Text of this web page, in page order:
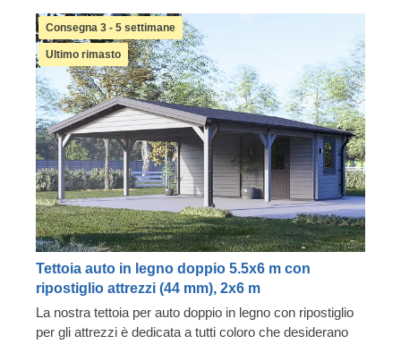
Consegna 3 - 5 settimane
Ultimo rimasto
Tettoia auto in legno doppio 5.5x6 m con
ripostiglio attrezzi (44 mm), 2x6 m
La nostra tettoia per auto doppio in legno con ripostiglio
per gli attrezzi è dedicata a tutti coloro che desiderano